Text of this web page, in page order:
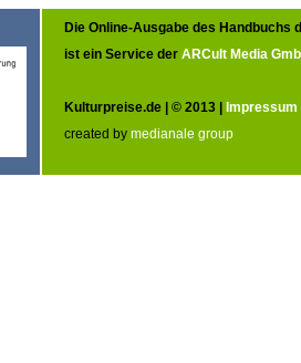
Die Online-Ausgabe des Handbuchs
ist ein Service der ARCult Media
Kulturpreise.de | © 2013 | Impressum
created by medianale group